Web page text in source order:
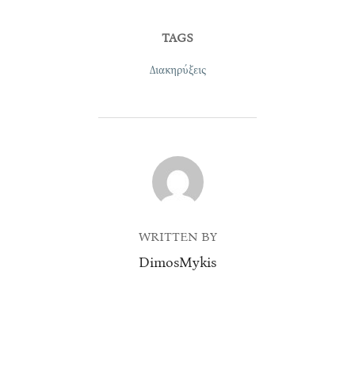
TAGS
Διακηρύξεις
POST AUTHOR
WRITTEN BY
DimosMykis